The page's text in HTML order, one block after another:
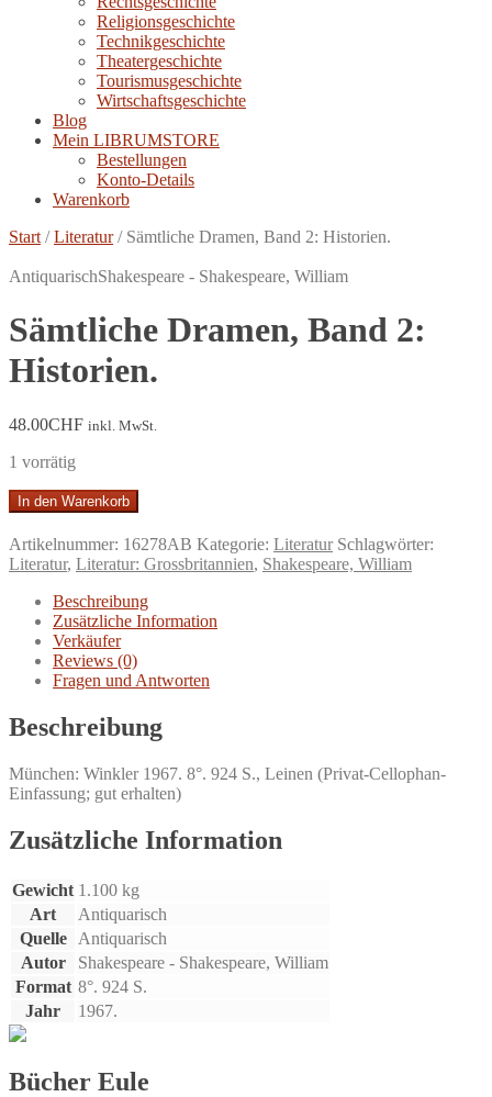
Religionsgeschichte
Technikgeschichte
Theatergeschichte
Tourismusgeschichte
Wirtschaftsgeschichte
Blog
Mein LIBRUMSTORE
Bestellungen
Konto-Details
Warenkorb
Start /Literatur/ Sämtliche Dramen, Band 2: Historien.
AntiquarischShakespeare - Shakespeare, William
Sämtliche Dramen, Band 2:
Historien.
48.00CHF inkl. MwSt.
1 vorrätig
Sämtliche
Dramen,
Band
2:
Historien.
Menge
In den Warenkorb
Artikelnummer: 16278AB Kategorie: Literatur Schlagwörter:
Literatur, Literatur: Grossbritannien, Shakespeare, William
Beschreibung
Zusätzliche Information
Verkäufer
Reviews (0)
Fragen und Antworten
Beschreibung
München: Winkler 1967. 8°. 924 S., Leinen (Privat-Cellophan-
Einfassung; gut erhalten)
Zusätzliche Information
Gewicht 1.100 kg
Art
Antiquarisch
Quelle
Antiquarisch
Autor
Shakespeare - Shakespeare, William
Format 8°. 924 S.
Jahr
1967.
Bücher Eule